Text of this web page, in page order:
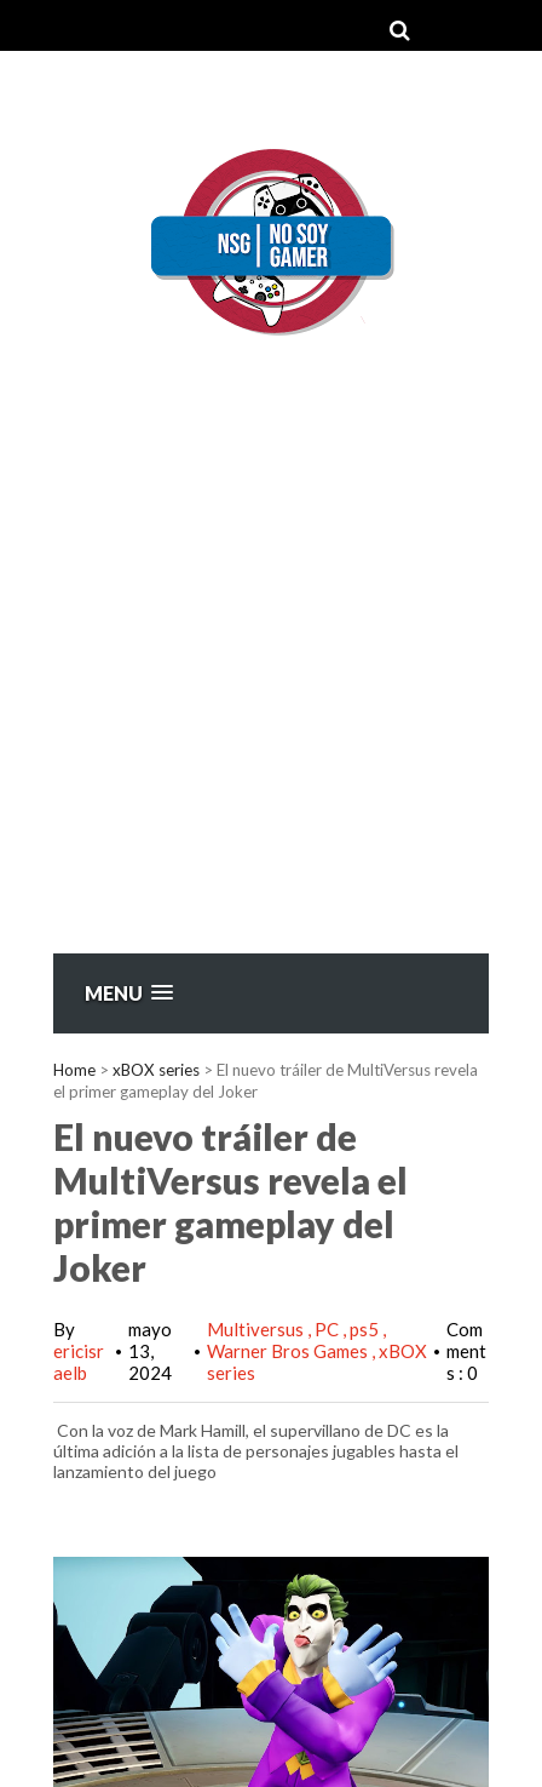
MENU
Home > xBOX series > El nuevo tráiler de MultiVersus revela
el primer gameplay del Joker
El nuevo tráiler de
MultiVersus revela el
primer gameplay del
Joker
By
ericisr
aelb
•
mayo
13,
2024
•
Multiversus PC ps5
Warner Bros Games xBOX
series
•
Com
ment
s : 0
Con la voz de Mark Hamill, el supervillano de DC es la
última adición a la lista de personajes jugables hasta el
lanzamiento del juego